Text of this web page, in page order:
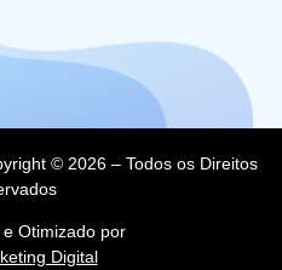
© 2026 – Todos os Direitos
Otimizado por
Digital